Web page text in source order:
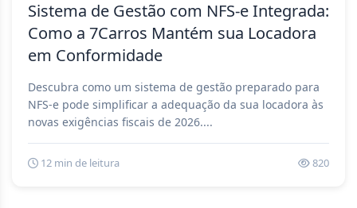
Sistema de Gestão com NFS-e Integrada:
Como a 7Carros Mantém sua Locadora
em Conformidade
Descubra como um sistema de gestão preparado para
NFS-e pode simplificar a adequação da sua locadora às
novas exigências fiscais de 2026....
12 min de leitura 820